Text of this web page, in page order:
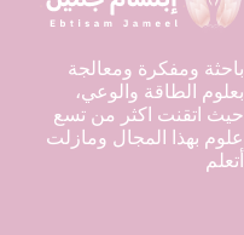
باحثة ومفكرة ومعالجة
بعلوم الطاقة والوعي،
حيث اتقنت اكثر من تسع
علوم بهذا المجال ومازلت
أتعلم